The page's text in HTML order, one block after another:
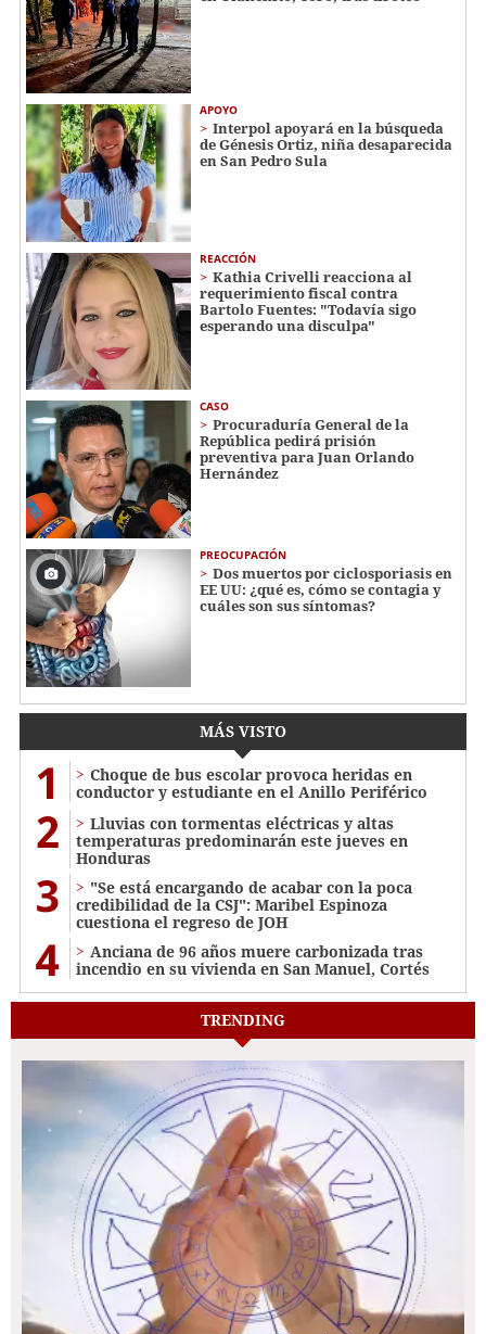
APOYO
Interpol apoyará en la búsqueda
de Génesis Ortiz, niña desaparecida
en San Pedro Sula
REACCIÓN
Kathia Crivelli reacciona al
requerimiento fiscal contra
Bartolo Fuentes: "Todavía sigo
esperando una disculpa"
CASO
Procuraduría General de la
República pedirá prisión
preventiva para Juan Orlando
Hernández
PREOCUPACIÓN
Dos muertos por ciclosporiasis en
EE UU: ¿qué es, cómo se contagia y
cuáles son sus síntomas?
MÁS VISTO
1
Choque de bus escolar provoca heridas en
conductor y estudiante en el Anillo Periférico
2
Lluvias con tormentas eléctricas y altas
temperaturas predominarán este jueves en
Honduras
3
"Se está encargando de acabar con la poca
credibilidad de la CSJ": Maribel Espinoza
cuestiona el regreso de JOH
4
Anciana de 96 años muere carbonizada tras
incendio en su vivienda en San Manuel, Cortés
TRENDING